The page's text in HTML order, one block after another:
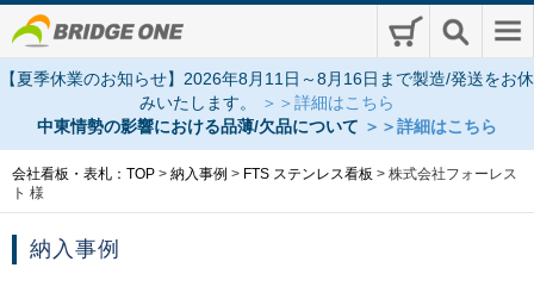
【夏季休業のお知らせ】2026年8月11日～8月16日まで製造/発送をお休
みいたします。
＞＞詳細はこちら
中東情勢の影響における品薄/欠品について ＞＞詳細はこちら
会社看板・表札：TOP > 納入事例 > FTS ステンレス看板 > 株式会社フォーレス
ト 様
納入事例